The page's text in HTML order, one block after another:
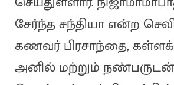
சேர்ந்த சந்தியா என்ற
கணவர் பிரசாந்தை,
அனில் மற்றும் நண்பருடன்